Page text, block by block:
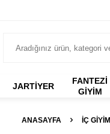
JARTİYER
FANTEZI
GIYIM
ANASAYFA İÇ GIYIM